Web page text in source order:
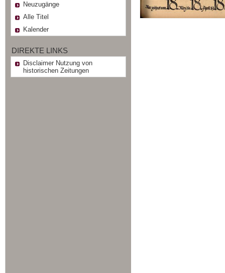
Neuzugänge
Alle Titel
Kalender
DIREKTE LINKS
Disclaimer Nutzung von
historischen Zeitungen